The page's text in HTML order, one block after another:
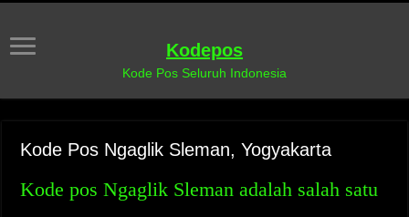
Kodepos
Kode Pos Seluruh Indonesia
Kode Pos Ngaglik Sleman, Yogyakarta
Kode pos Ngaglik Sleman adalah salah satu